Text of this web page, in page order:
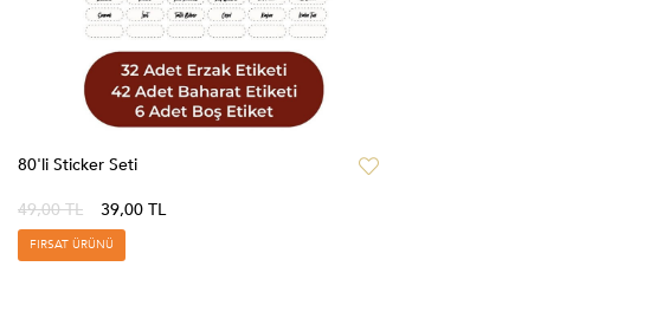
80'li Sticker Seti
39,00 TL
49,00 TL
FIRSAT ÜRÜNÜ